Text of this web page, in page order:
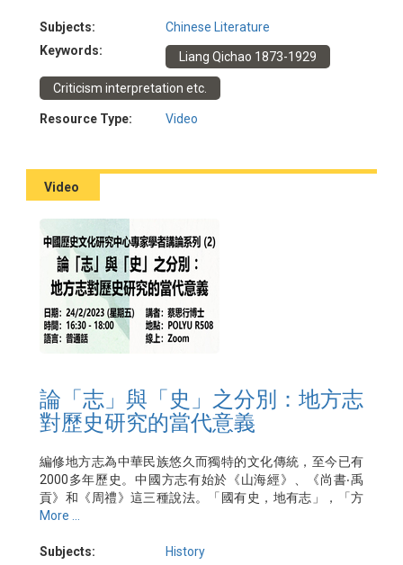
中國未來命運的預言，將意大利建國三傑刻畫為智、仁、
勇的化身，將兒女情長俠義精神引入傳記書寫。正是由於
梁啟超自出機杼的創造與轉化，此類英雄傳記廣受讀者歡
迎，成為晚清文學文化史上的典範作品。
日期：2023年3月23日
講者：崔文東博士 (香港城市大學)
Subjects:
Chinese Literature
Keywords:
Liang Qichao 1873-1929
Criticism interpretation etc.
Resource Type: Video
Video
論「志」與「史」之分別：地方志
對歷史研究的當代意義
編修地方志為中華民族悠久而獨特的文化傳統，至今已有
2000多年歷史。中國方志有始於《山海經》、《尚書‧禹
貢》和《周禮》這三種說法。「國有史，地有志」，「方
志」和「歷史」在中國史學傳統上，有同源異流的密切關
述，討論「志」與「史」的異同，並疏理中國舊方志和中
More ...
Subjects:
History